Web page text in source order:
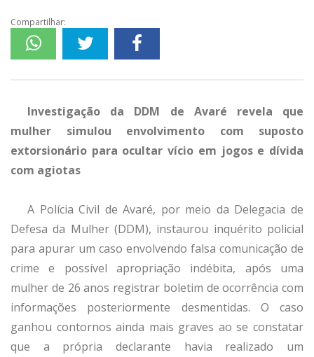
Compartilhar:
Investigação da DDM de Avaré revela que
mulher simulou envolvimento com suposto
extorsionário para ocultar vício em jogos e dívida
com agiotas
A Polícia Civil de Avaré, por meio da Delegacia de
Defesa da Mulher (DDM), instaurou inquérito policial
para apurar um caso envolvendo falsa comunicação de
crime e possível apropriação indébita, após uma
mulher de 26 anos registrar boletim de ocorrência com
informações posteriormente desmentidas. O caso
ganhou contornos ainda mais graves ao se constatar
que a própria declarante havia realizado um